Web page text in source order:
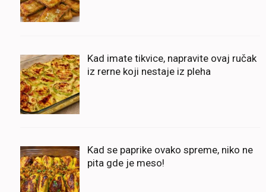
Kad imate tikvice, napravite ovaj ručak
iz rerne koji nestaje iz pleha
Kad se paprike ovako spreme, niko ne
pita gde je meso!